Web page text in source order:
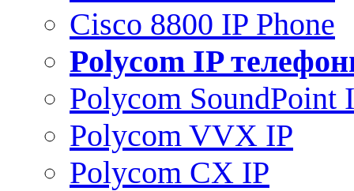
Cisco 8800 IP Phone
Polycom IP
Polycom SoundPoint
Polycom VVX IP
Polycom CX IP